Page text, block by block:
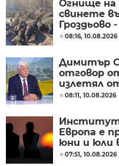
Огнище на
свинете
Гроздьово
08:16, 10.08.2026
Димитър
отговор
излетял
08:11, 10.08.2026
Европа е
юни и юли
07:51, 10.08.2026